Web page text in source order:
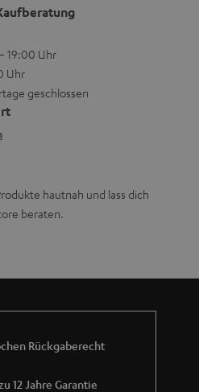
19:00 Uhr
Uhr
geschlossen
hautnah und lass dich
beraten.
Rückgaberecht
12 Jahre Garantie